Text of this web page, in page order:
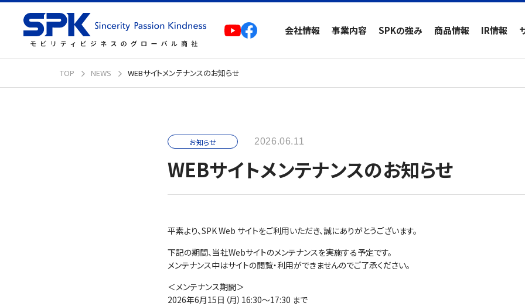
会社情報 事業内容 SPKの強み 商品情報 IR情報
TOP NEWS WEBサイトメンテナンスのお知らせ
お知らせ 2026.06.11
WEBサイトメンテナンスのお知らせ
平素より、SPK Web サイトをご利用いただき、誠にありがとうございます。
下記の期間、当社Webサイトのメンテナンスを実施する予定です。
メンテナンス中はサイトの閲覧・利用ができませんのでご了承ください。
＜メンテナンス期間＞
2026年6月15日（月）16:30～17:30 まで